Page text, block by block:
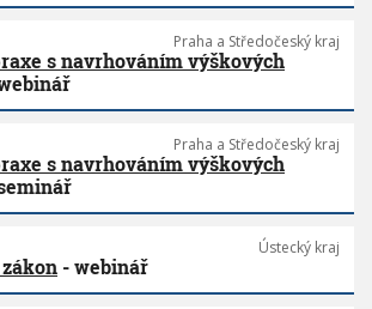
Praha a Středočeský kraj
s navrhováním výškových
Praha a Středočeský kraj
s navrhováním výškových
Ústecký kraj
- webinář